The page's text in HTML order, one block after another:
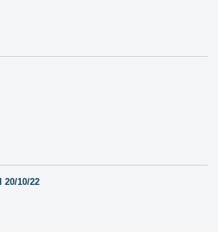
20/10/22